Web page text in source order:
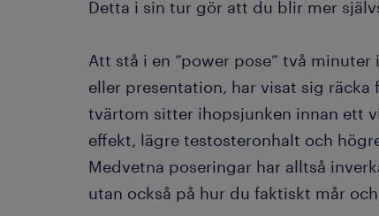
Detta i sin tur gör att du blir mer
Att stå i en ”power pose” två
eller presentation, har visat sig
tvärtom sitter ihopsjunken innan ett
effekt, lägre testosteronhalt och
Medvetna poseringar har alltså
utan också på hur du faktiskt mår